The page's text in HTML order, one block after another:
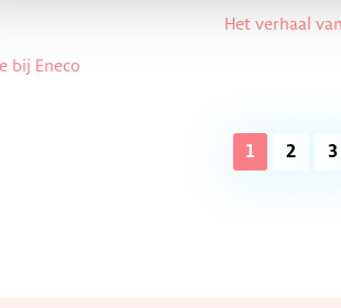
bij Eneco
Het verhaal
1 2 3